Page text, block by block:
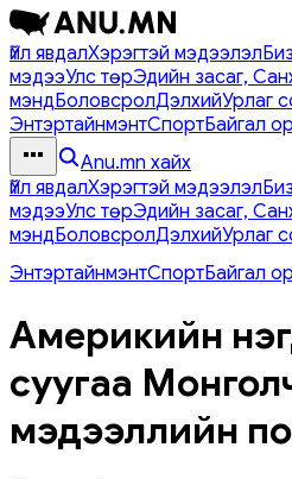
Үйл явдалХэрэгтэй мэдээлэл
мэдээУлс төрЭдийн засаг,
мэндБоловсролДэлхийУрлаг
ЭнтэртайнмэнтСпортБайгал
Anu.mn хайх
Үйл явдалХэрэгтэй мэдээлэл
мэдээУлс төрЭдийн засаг,
мэндБоловсролДэлхийУрлаг
ЭнтэртайнмэнтСпортБайгал
Америкийн
суугаа
мэдээллийн